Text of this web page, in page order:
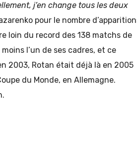
j’en change tous les deux
pour le nombre
loin du record des 138 matchs de
l’un de ses cadres, et ce
2003, Rotan était déjà là en 2005
du Monde, en Allemagne.